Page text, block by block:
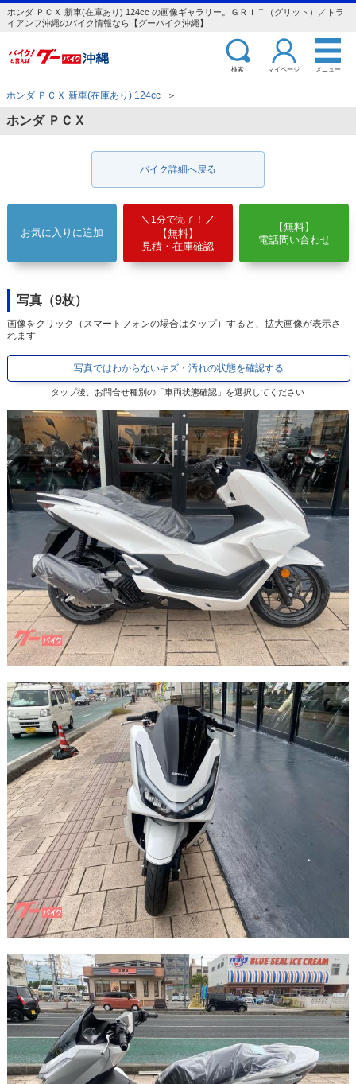
ホンダ ＰＣＸ 新車(在庫あり) 124cc の画像ギャラリー。ＧＲＩＴ（グリット）／トラ
イアンフ沖縄のバイク情報なら【グーバイク沖縄】
検索 マイページ メニュー
ホンダ ＰＣＸ 新車(在庫あり) 124cc ＞
ホンダ ＰＣＸ
バイク詳細へ戻る
お気に入りに追加
1分で完了！
【無料】
見積・在庫確認
【無料】
電話問い合わせ
写真（9枚）
画像をクリック（スマートフォンの場合はタップ）すると、拡大画像が表示さ
れます
写真ではわからないキズ・汚れの状態を確認する
タップ後、お問合せ種別の「車両状態確認」を選択してください